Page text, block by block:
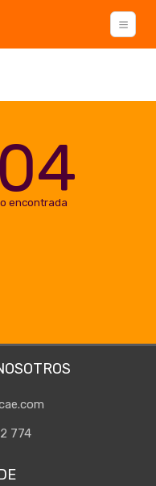
encontrada
774